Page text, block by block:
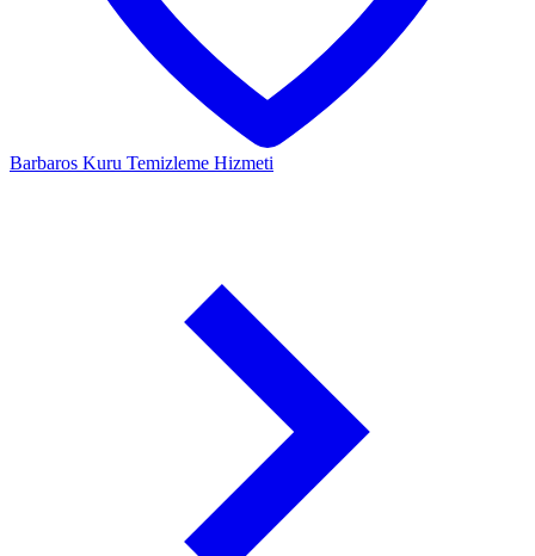
Barbaros Kuru Temizleme Hizmeti